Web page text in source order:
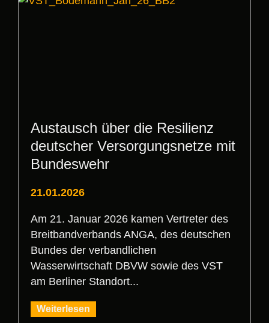
Austausch über die Resilienz
deutscher Versorgungsnetze mit
Bundeswehr
21.01.2026
Am 21. Januar 2026 kamen Vertreter des
Breitbandverbands ANGA, des deutschen
Bundes der verbandlichen
Wasserwirtschaft DBVW sowie des VST
am Berliner Standort...
Weiterlesen